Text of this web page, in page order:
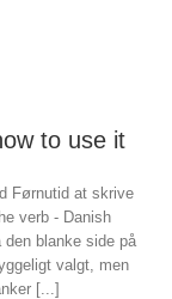
to use it
Førnutid at skrive
verb - Danish
blanke side på
valgt, men
[...]